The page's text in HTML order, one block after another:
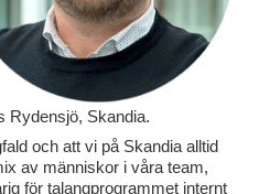
Rydensjö, Skandia.
och att vi på Skandia alltid
av människor i våra team,
för talangprogrammet internt